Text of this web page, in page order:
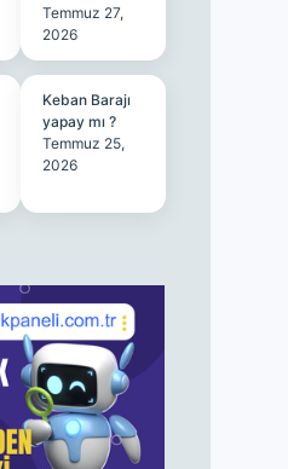
Temmuz 27,
2026
Keban Barajı
yapay mı ?
Temmuz 25,
2026